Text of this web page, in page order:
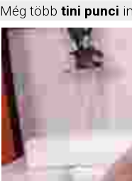
Még több tini punci